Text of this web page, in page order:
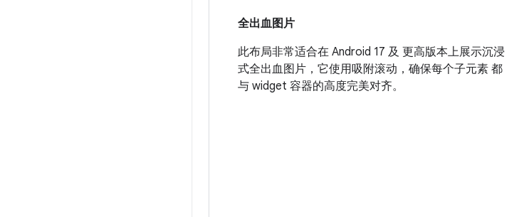
全出血图片
此布局非常适合在 Android 17 及 更高版本上展示沉浸
式全出血图片，它使用吸附滚动，确保每个子元素 都
与 widget 容器的高度完美对齐。